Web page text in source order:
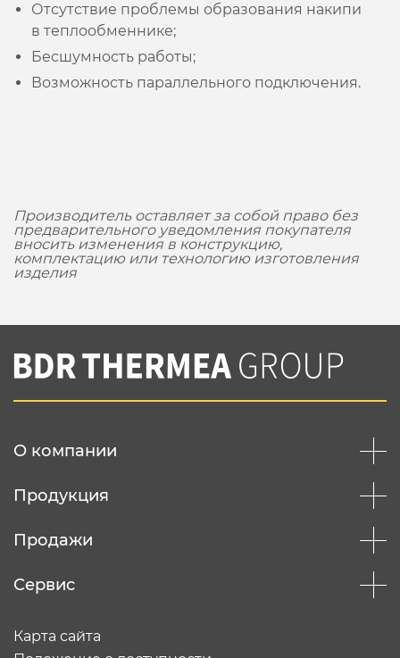
Отсутствие проблемы образования накипи
в теплообменнике;
Бесшумность работы;
Возможность параллельного подключения.
Производитель оставляет за собой право без
предварительного уведомления покупателя
вносить изменения в конструкцию,
комплектацию или технологию изготовления
изделия
О компании
Продукция
Продажи
Сервис
Карта сайта